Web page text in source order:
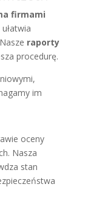
firmami
raporty
procedurę.
im
oceny
Nasza
stan